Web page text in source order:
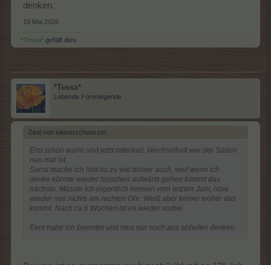
denken.
19 Mai 2026
*Tessa* gefällt dies.
*Tessa*
Lebende Forenlegende
Zitat von kleinerschwarzer: ↑
Erst schön warm und jetzt bitterkalt. Wechselhaft wie der Süden
nun mal ist.
Sonst mache ich halt so zu wie bisher auch, weil wenn ich
denke könnte wieder bisschen aufwärts gehen kommt das
nächste. Müsste ich eigentlich kennen vom letzten Jahr, höre
wieder mal nichts am rechten Ohr. Weiß aber keiner woher das
kommt. Nach ca 6 Wochen ist es wieder vorbei.
Eent habe ich beendet und mus nur noch ans abholen denken.